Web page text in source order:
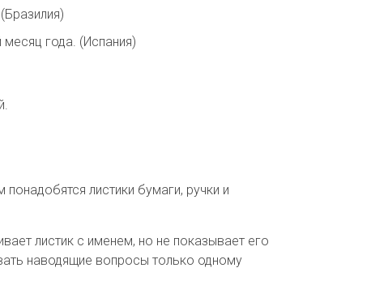
года. (Испания)
листики бумаги, ручки и
листик с именем, но не показывает его
наводящие вопросы только одному